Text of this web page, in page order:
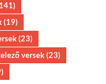
(19)
(23)
versek(23)